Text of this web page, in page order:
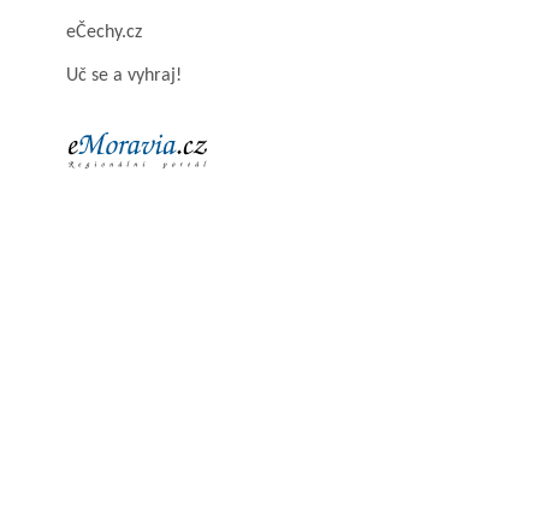
eČechy.cz
Uč se a vyhraj!